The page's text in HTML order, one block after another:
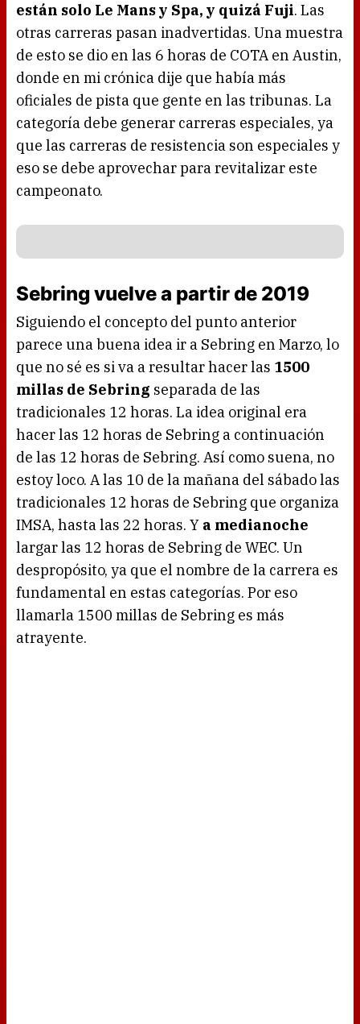
están solo Le Mans y Spa, y quizá Fuji. Las
otras carreras pasan inadvertidas. Una muestra
de esto se dio en las 6 horas de COTA en Austin,
donde en mi crónica dije que había más
oficiales de pista que gente en las tribunas. La
categoría debe generar carreras especiales, ya
que las carreras de resistencia son especiales y
eso se debe aprovechar para revitalizar este
campeonato.
Sebring vuelve a partir de 2019
Siguiendo el concepto del punto anterior
parece una buena idea ir a Sebring en Marzo, lo
que no sé es si va a resultar hacer las 1500
millas de Sebring separada de las
tradicionales 12 horas. La idea original era
hacer las 12 horas de Sebring a continuación
de las 12 horas de Sebring. Así como suena, no
estoy loco. A las 10 de la mañana del sábado las
tradicionales 12 horas de Sebring que organiza
IMSA, hasta las 22 horas. Y a medianoche
largar las 12 horas de Sebring de WEC. Un
despropósito, ya que el nombre de la carrera es
fundamental en estas categorías. Por eso
llamarla 1500 millas de Sebring es más
atrayente.